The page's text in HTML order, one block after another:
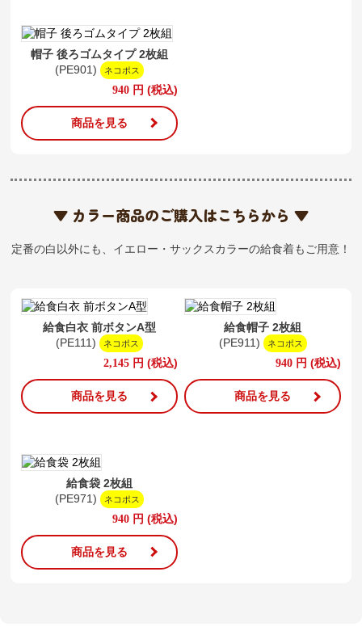
帽子 後ろゴムタイプ 2枚組
(PE901)
ネコポス
940 円 (税込)
商品を見る
▼ カラー商品のご購入はこちらから ▼
定番の白以外にも、イエロー・サックスカラーの給食着もご用意！
給食白衣 前ボタンA型
(PE111)
ネコポス
2,145 円 (税込)
商品を見る
給食帽子 2枚組
(PE911)
ネコポス
940 円 (税込)
商品を見る
給食袋 2枚組
(PE971)
ネコポス
940 円 (税込)
商品を見る